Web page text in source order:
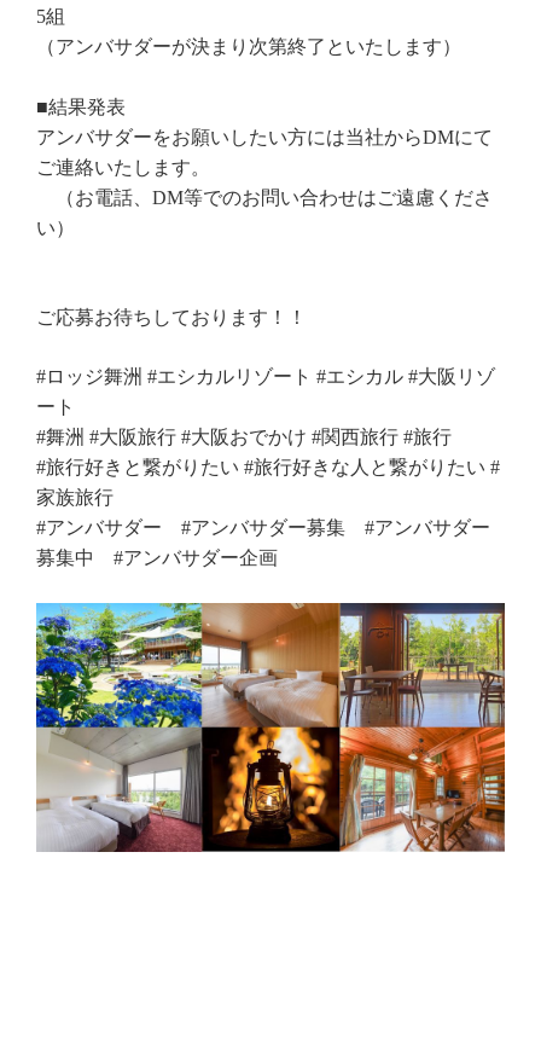
舞洲で過ごす、すべての時間を大切にしてほしい。
The Day Osakaでしか過ごせない1日を。
BBQ
Tel.06-6467-5800 受付時間11:00-21:00
5組
（アンバサダーが決まり次第終了といたします）
■結果発表
アンバサダーをお願いしたい方には当社からDMにて
ご連絡いたします。
（お電話、 DM等でのお問い合わせはご遠慮くださ
い）
ご応募お待ちしております！！
#ロッジ舞洲 #エシカルリゾート #エシカル #大阪リゾ
ート
#舞洲 #大阪旅行 #大阪おでかけ #関西旅行 #旅行
#旅行好きと繋がりたい #旅行好きな人と繋がりたい #
家族旅行
#アンバサダー #アンバサダー募集 #アンバサダー
募集中 #アンバサダー企画